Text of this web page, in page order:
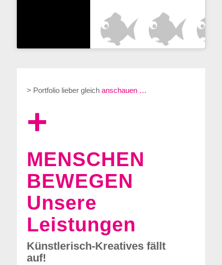
> Portfolio lieber gleich anschauen …
+
MENSCHEN
BEWEGEN
Unsere
Leistungen
Künstlerisch-Kreatives fällt
auf!